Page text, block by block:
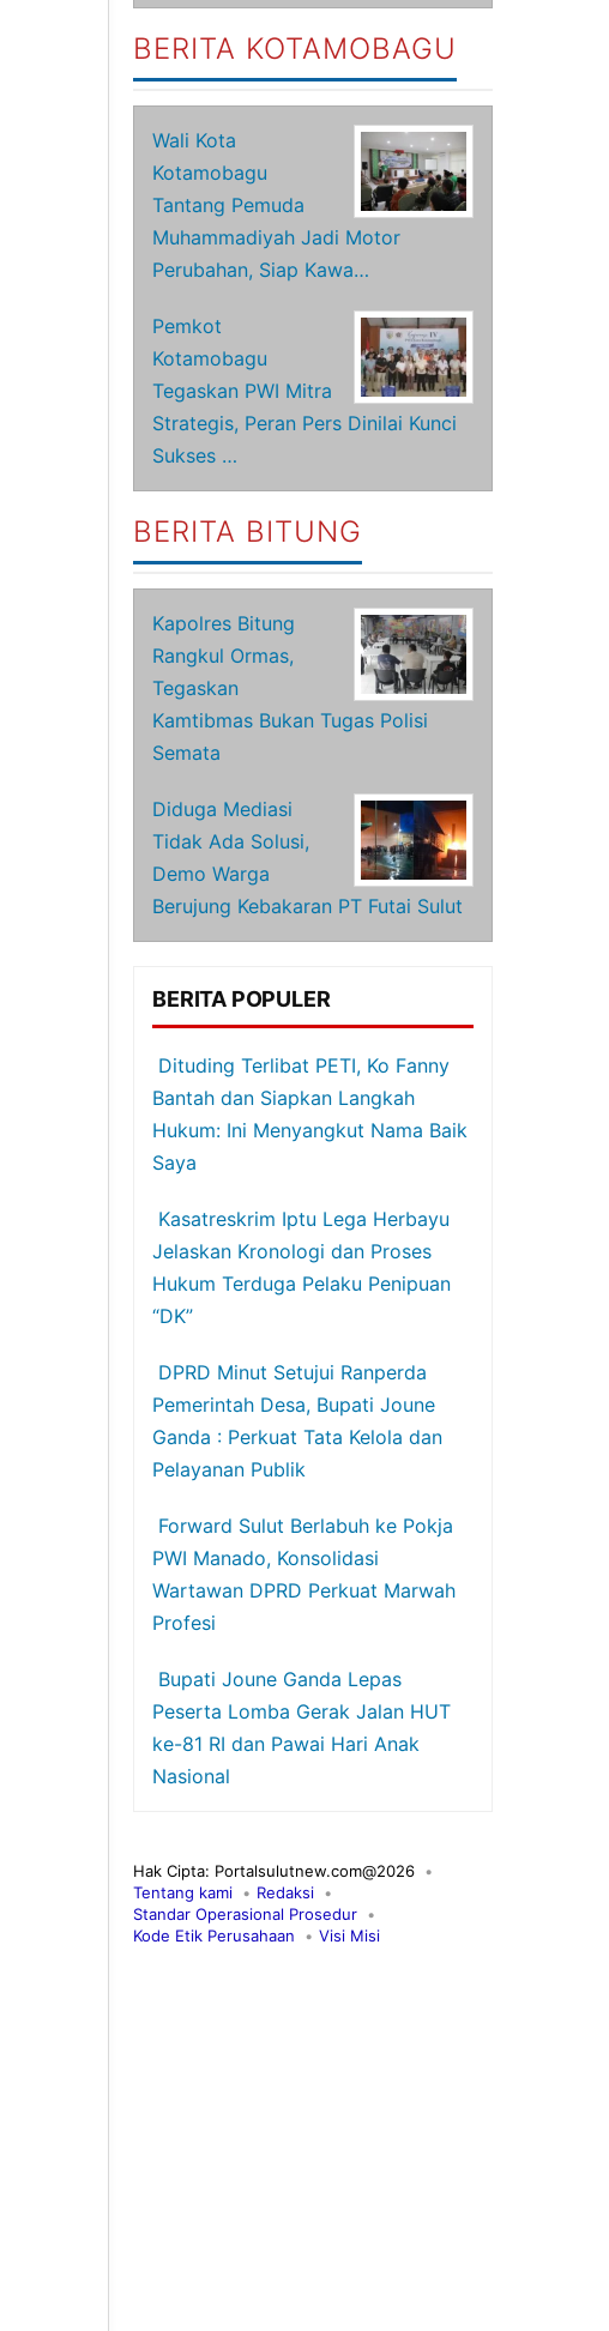
BERITA KOTAMOBAGU
Wali Kota
Kotamobagu
Tantang Pemuda
Muhammadiyah Jadi Motor
Perubahan, Siap Kawa…
Pemkot
Kotamobagu
Tegaskan PWI Mitra
Strategis, Peran Pers Dinilai Kunci
Sukses …
BERITA BITUNG
Kapolres Bitung
Rangkul Ormas,
Tegaskan
Kamtibmas Bukan Tugas Polisi
Semata
Diduga Mediasi
Tidak Ada Solusi,
Demo Warga
Berujung Kebakaran PT Futai Sulut
BERITA POPULER
Dituding Terlibat PETI, Ko Fanny
Bantah dan Siapkan Langkah
Hukum: Ini Menyangkut Nama Baik
Saya
Kasatreskrim Iptu Lega Herbayu
Jelaskan Kronologi dan Proses
Hukum Terduga Pelaku Penipuan
“DK”
DPRD Minut Setujui Ranperda
Pemerintah Desa, Bupati Joune
Ganda : Perkuat Tata Kelola dan
Pelayanan Publik
Forward Sulut Berlabuh ke Pokja
PWI Manado, Konsolidasi
Wartawan DPRD Perkuat Marwah
Profesi
Bupati Joune Ganda Lepas
Peserta Lomba Gerak Jalan HUT
ke-81 RI dan Pawai Hari Anak
Nasional
Hak Cipta: Portalsulutnew.com@2026
Tentang kami
Redaksi
Standar Operasional Prosedur
Kode Etik Perusahaan
Visi Misi